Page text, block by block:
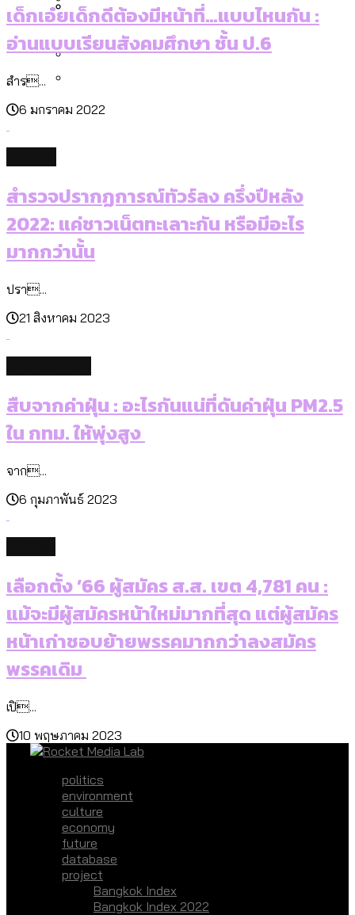
ปีนกำแพงส่องซีรีส์จีน: จีนส่งออกภาพ
สำรวจรายได้จากการจัดเก็บภาษีใน
สูงอายุระดับสุดยอด
ของ 50 เขตในกรุงเทพฯ
กรุงเทพฯ เมืองสังคมผู้สูงอายุ [ข้อมูลดิบ]
สวนสาธารณะและพื้นที่สีเขียวใน กทม.
เด็กเอ๋ยเด็กดีต้องมีหน้าที่…แบบไหนกัน :
อ่านแบบเรียนสังคมศึกษา ชั้น ป.6
สำร...
6 มกราคม 2022
สำรวจปรากฏการณ์ทัวร์ลง ครึ่งปีหลัง
2022: แค่ชาวเน็ตทะเลาะกัน หรือมีอะไร
มากกว่านั้น
ปรา...
21 สิงหาคม 2023
สืบจากค่าฝุ่น : อะไรกันแน่ที่ดันค่าฝุ่น PM2.5
ใน กทม. ให้พุ่งสูง
จาก...
6 กุมภาพันธ์ 2023
เลือกตั้ง ’66 ผู้สมัคร ส.ส. เขต 4,781 คน :
แม้จะมีผู้สมัครหน้าใหม่มากที่สุด แต่ผู้สมัคร
หน้าเก่าชอบย้ายพรรคมากกว่าลงสมัคร
พรรคเดิม
เปิ...
10 พฤษภาคม 2023
politics
environment
culture
economy
future
database
project
Bangkok Index
Bangkok Index 2022